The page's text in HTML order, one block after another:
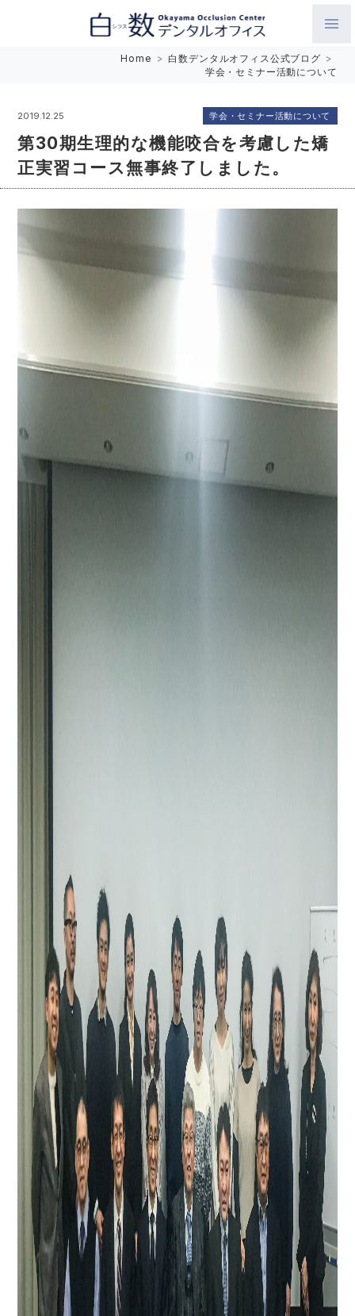
Home > 白数デンタルオフィス公式ブログ >
学会・セミナー活動について
2019.12.25
第30期生理的な機能咬合を考慮した矯
正実習コース無事終了しました。
学会・セミナー活動について